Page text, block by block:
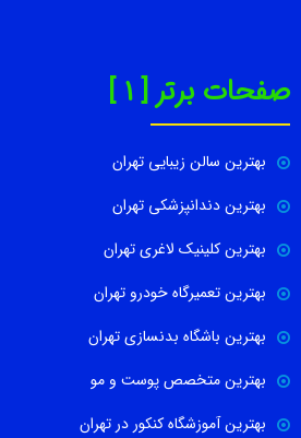
صفحات برتر [ 1 ]
بهترین سالن زیبایی تهران
بهترین دندانپزشکی تهران
بهترین کلینیک لاغری تهران
بهترین تعمیرگاه خودرو تهران
بهترین باشگاه بدنسازی تهران
بهترین متخصص پوست و مو
بهترین آموزشگاه کنکور در تهران